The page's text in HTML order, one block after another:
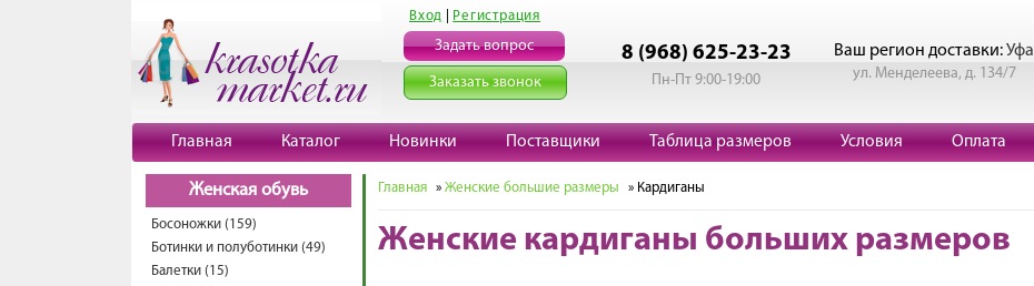
Вход Регистрация
Задать вопрос
Заказать звонок
8 (968) 625-23-23
Пн-Пт 9:00-19:00
Ваш регион доставки:Уфа
ул. Менделеева, д. 134/7
Главная Каталог Новинки Поставщики Таблица размеров Условия Оплата
Женская обувь
Босоножки (159)
Ботинки и полуботинки (49)
Балетки (15)
Главная » Женские большие размеры » Кардиганы
Женские кардиганы больших размеров